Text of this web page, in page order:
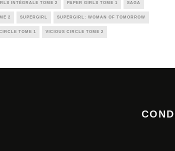
INTÉGRALE TOME 2 PAPER GIRLS TOME 1 SAGA
2 SUPERGIRL SUPERGIRL: WOMAN OF TOMORROW
TOME 1 VICIOUS CIRCLE TOME 2